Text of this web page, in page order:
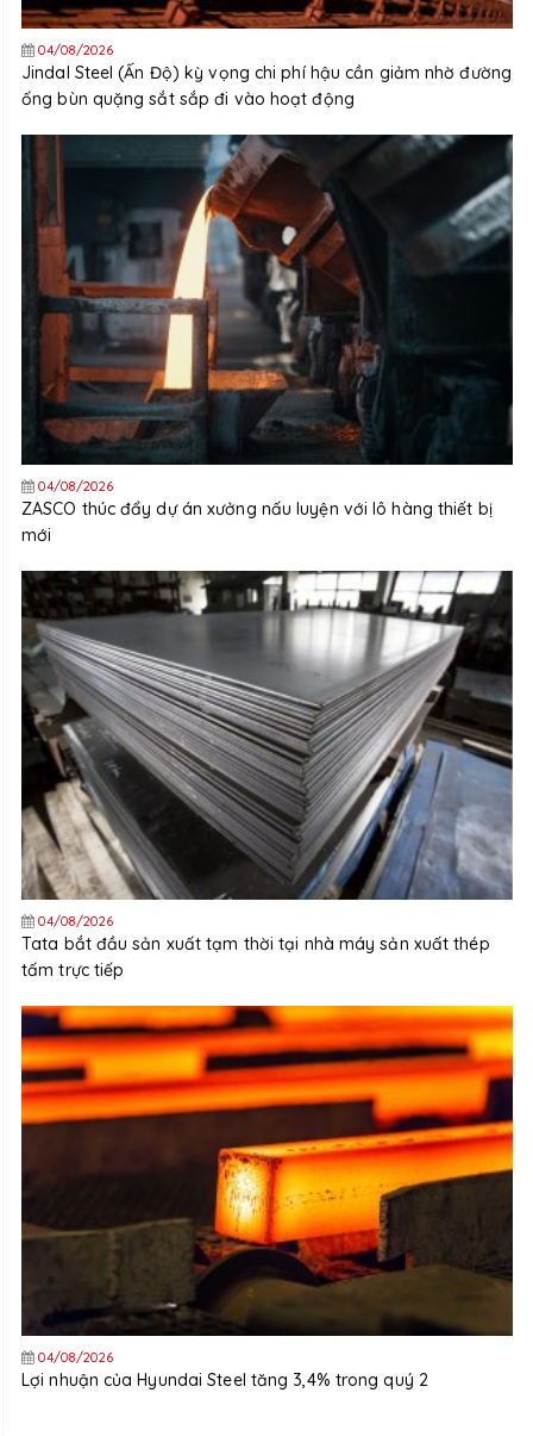
04/08/2026
Jindal Steel (Ấn Độ) kỳ vọng chi phí hậu cần giảm nhờ đường
ống bùn quặng sắt sắp đi vào hoạt động
04/08/2026
ZASCO thúc đẩy dự án xưởng nấu luyện với lô hàng thiết bị
mới
04/08/2026
Tata bắt đầu sản xuất tạm thời tại nhà máy sản xuất thép
tấm trực tiếp
04/08/2026
Lợi nhuận của Hyundai Steel tăng 3,4% trong quý 2